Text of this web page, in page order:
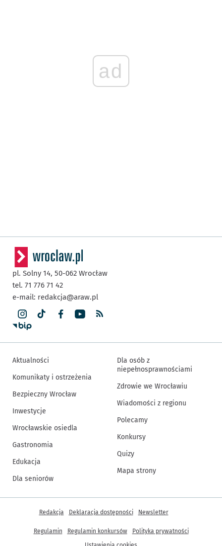
ad
pl. Solny 14, 50-062 Wrocław
tel. 71 776 71 42
e-mail: redakcja@araw.pl
Aktualności
Komunikaty i ostrzeżenia
Bezpieczny Wrocław
Inwestycje
Wrocławskie osiedla
Gastronomia
Edukacja
Dla seniorów
Dla osób z
niepełnosprawnościami
Zdrowie we Wrocławiu
Wiadomości z regionu
Polecamy
Konkursy
Quizy
Mapa strony
Inne informacje
Redakcja Deklaracja dostępności Newsletter
Regulamin Regulamin konkursów
Polityka prywatności